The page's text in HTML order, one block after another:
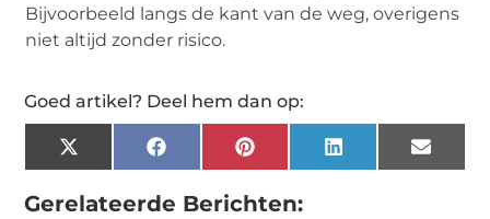
Bijvoorbeeld langs de kant van de weg, overigens
niet altijd zonder risico.
Goed artikel? Deel hem dan op:
X
(Twitter)
FacebookPinterestLinkedIn Email
Gerelateerde Berichten: